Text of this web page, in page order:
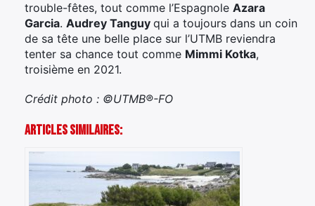
trouble-fêtes, tout comme l’Espagnole Azara
Garcia. Audrey Tanguy qui a toujours dans un coin
de sa tête une belle place sur l’UTMB reviendra
tenter sa chance tout comme Mimmi Kotka,
troisième en 2021.
Crédit photo : ©UTMB®-FO
Articles Similaires: